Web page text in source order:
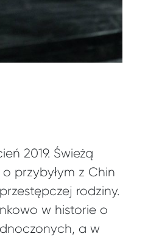
2019. Świeżą
przybyłym z Chin
rodziny.
w historie o
a w